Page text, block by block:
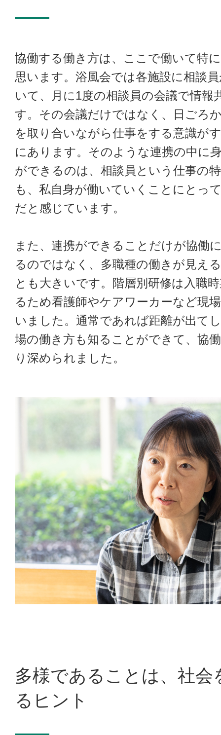
協働する働き方は、ここで働いて特
思います。浴風会では各施設に相談
いて、月に1度の相談員の会議で情報
す。その会議だけではなく、日ごろ
を取り合いながら仕事をする意識が
にあります。そのような連携の中に
ができるのは、相談員という仕事の
も、私自身が働いていくことにとっ
だと感じています。
また、連携ができることだけが協働
るのではなく、多職種の働きが見え
とも大きいです。階層別研修は入職
るため看護師やケアワーカーなど現
いました。通常であれば距離が出て
場の働き方も知ることができて、協
り深められました。
多様であることは、社会
るヒント